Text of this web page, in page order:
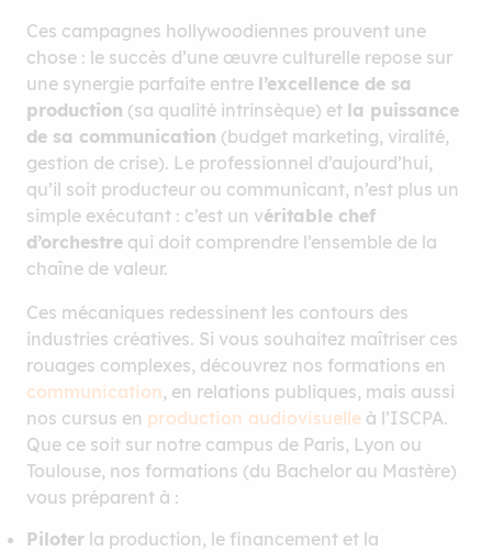
Ces campagnes hollywoodiennes prouvent une
chose : le succès d’une œuvre culturelle repose sur
une synergie parfaite entre l’excellence de sa
production (sa qualité intrinsèque) et la puissance
de sa communication (budget marketing, viralité,
gestion de crise). Le professionnel d’aujourd’hui,
qu’il soit producteur ou communicant, n’est plus un
simple exécutant : c’est un véritable chef
d’orchestre qui doit comprendre l’ensemble de la
chaîne de valeur.
Ces mécaniques redessinent les contours des
industries créatives. Si vous souhaitez maîtriser ces
rouages complexes, découvrez nos formations en
communication, en relations publiques, mais aussi
nos cursus en production audiovisuelle à l’ISCPA.
Que ce soit sur notre campus de Paris, Lyon ou
Toulouse, nos formations (du Bachelor au Mastère)
vous préparent à :
Piloter la production, le financement et la